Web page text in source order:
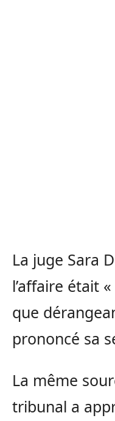
La juge Sara
l’affaire était
que
prononcé sa
La même
tribunal a